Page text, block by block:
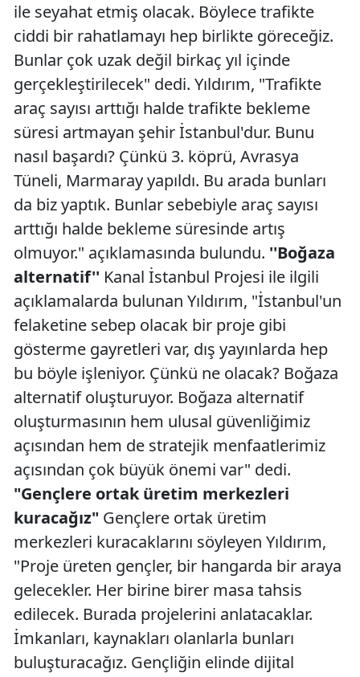
ile seyahat etmiş olacak. Böylece trafikte
ciddi bir rahatlamayı hep birlikte göreceğiz.
Bunlar çok uzak değil birkaç yıl içinde
gerçekleştirilecek" dedi. Yıldırım, "Trafikte
araç sayısı arttığı halde trafikte bekleme
süresi artmayan şehir İstanbul'dur. Bunu
nasıl başardı? Çünkü 3. köprü, Avrasya
Tüneli, Marmaray yapıldı. Bu arada bunları
da biz yaptık. Bunlar sebebiyle araç sayısı
arttığı halde bekleme süresinde artış
olmuyor." açıklamasında bulundu. ''Boğaza
alternatif'' Kanal İstanbul Projesi ile ilgili
açıklamalarda bulunan Yıldırım, "İstanbul'un
felaketine sebep olacak bir proje gibi
gösterme gayretleri var, dış yayınlarda hep
bu böyle işleniyor. Çünkü ne olacak? Boğaza
alternatif oluşturuyor. Boğaza alternatif
oluşturmasının hem ulusal güvenliğimiz
açısından hem de stratejik menfaatlerimiz
açısından çok büyük önemi var" dedi.
"Gençlere ortak üretim merkezleri
kuracağız" Gençlere ortak üretim
merkezleri kuracaklarını söyleyen Yıldırım,
"Proje üreten gençler, bir hangarda bir araya
gelecekler. Her birine birer masa tahsis
edilecek. Burada projelerini anlatacaklar.
İmkanları, kaynakları olanlarla bunları
buluşturacağız. Gençliğin elinde dijital